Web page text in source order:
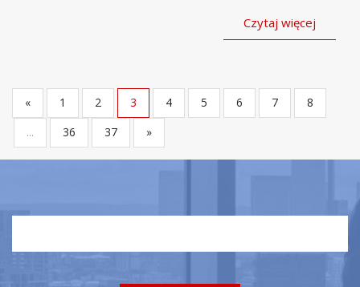
Czytaj więcej
« 1 2 3 4 5 6 7
8
...
36 37 »